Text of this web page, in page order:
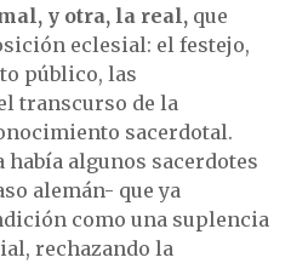
y otra, la real, que
eclesial: el festejo,
público, las
transcurso de la
sacerdotal.
había algunos sacerdotes
alemán- que ya
como una suplencia
rechazando la